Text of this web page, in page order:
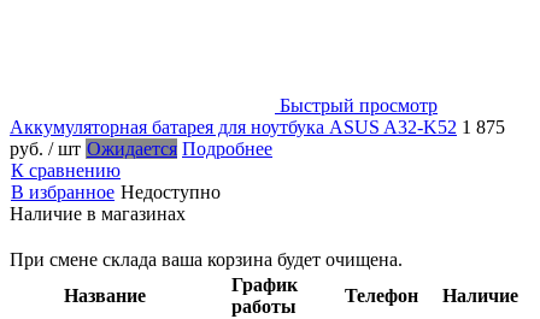
Быстрый просмотр
Аккумуляторная батарея для ноутбука ASUS A32-K52 1 875
руб. / шт Ожидается Подробнее
К сравнению
В избранное Недоступно
Наличие в магазинах
При смене склада ваша корзина будет очищена.
Название
График
работы
Телефон
Наличие